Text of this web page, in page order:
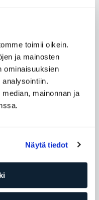
toimii oikein.
ja mainosten
ominaisuuksien
mainonnan ja
Näytä tiedot